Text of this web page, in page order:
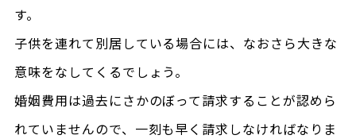
す。
子供を連れて別居している場合には、なおさら大きな
意味をなしてくるでしょう。
婚姻費用は過去にさかのぼって請求することが認めら
れていませんので、一刻も早く請求しなければなりま